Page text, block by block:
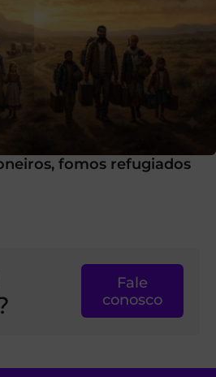
fomos refugiados
Fale
conosco